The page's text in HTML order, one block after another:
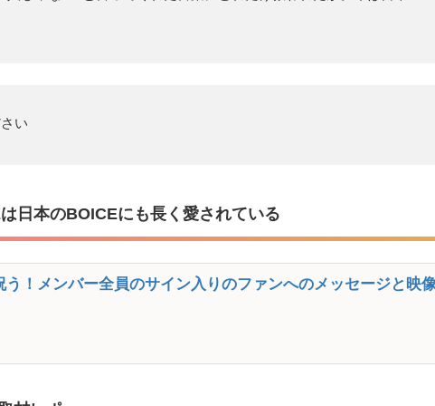
い
日本のBOICEにも長く愛されている
！メンバー全員のサイン入りのファンへのメッセージと映